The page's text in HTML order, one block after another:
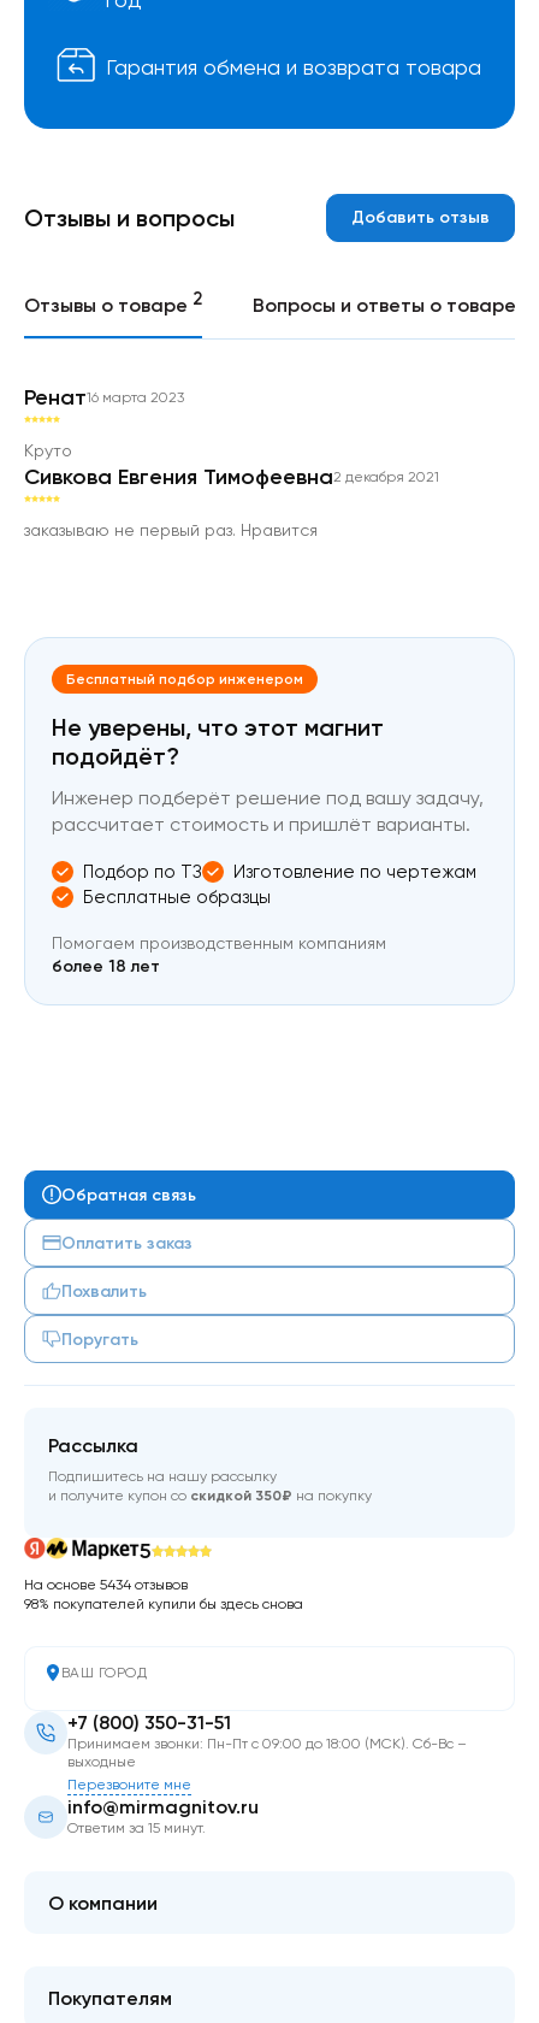
Гарантия обмена и возврата товара
Отзывы и вопросы Добавить отзыв
Отзывы о товаре 2 Вопросы и ответы о товаре
Ренат16 марта 2023
Круто
Сивкова Евгения Тимофеевна2 декабря 2021
заказываю не первый раз. Нравится
Бесплатный подбор инженером
Не уверены, что этот магнит
подойдёт?
Инженер подберёт решение под вашу задачу,
рассчитает стоимость и пришлёт варианты.
Подбор по ТЗ
Изготовление по чертежам
Бесплатные образцы
Помогаем производственным компаниям
более 18 лет
Обратная связь
Оплатить заказ
Похвалить
Поругать
ВАШ ГОРОД
+7 (800) 350-31-51
Принимаем звонки: Пн-Пт с 09:00 до 18:00 (МСК). Сб-Вс –
выходные
Перезвоните мне
info@mirmagnitov.ru
Ответим за 15 минут.
Покупателям
О компании
Рассылка
Подпишитесь на нашу рассылку
и получите купон со скидкой 350₽ на покупку
5
На основе 5434 отзывов
98% покупателей купили бы здесь снова